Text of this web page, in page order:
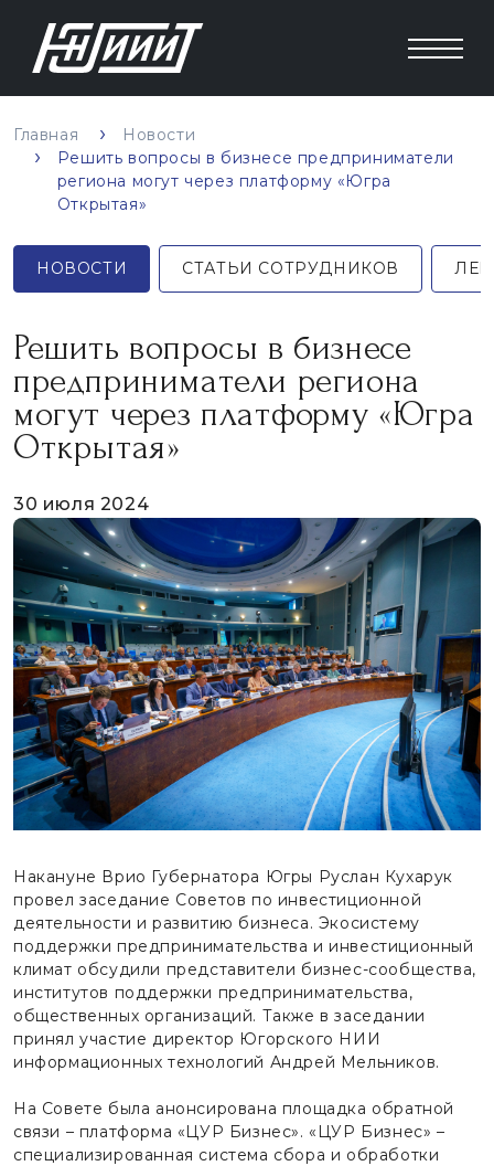
Главная
Новости
Решить вопросы в бизнесе предприниматели
региона могут через платформу «Югра
Открытая»
НОВОСТИ СТАТЬИ СОТРУДНИКОВ
Решить вопросы в бизнесе
предприниматели региона
могут через платформу «Югра
Открытая»
30 июля 2024
Накануне Врио Губернатора Югры Руслан Кухарук
провел заседание Советов по инвестиционной
деятельности и развитию бизнеса. Экосистему
поддержки предпринимательства и инвестиционный
климат обсудили представители бизнес-сообщества,
институтов поддержки предпринимательства,
общественных организаций. Также в заседании
принял участие директор Югорского НИИ
информационных технологий Андрей Мельников.
На Совете была анонсирована площадка обратной
связи – платформа «ЦУР Бизнес». «ЦУР Бизнес» –
специализированная система сбора и обработки